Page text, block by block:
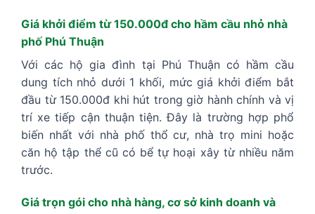
Giá khởi điểm từ 150.000đ cho hầm cầu nhỏ nhà
phố Phú Thuận
Với các hộ gia đình tại Phú Thuận có hầm cầu
dung tích nhỏ dưới 1 khối, mức giá khởi điểm bắt
đầu từ 150.000đ khi hút trong giờ hành chính và vị
trí xe tiếp cận thuận tiện. Đây là trường hợp phổ
biến nhất với nhà phố thổ cư, nhà trọ mini hoặc
căn hộ tập thể cũ có bể tự hoại xây từ nhiều năm
trước.
Giá trọn gói cho nhà hàng, cơ sở kinh doanh và